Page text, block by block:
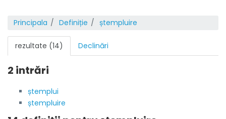
Principala Definiție ștempluire
rezultate (14) Declinări
2 intrări
ștemplui
ștempluire